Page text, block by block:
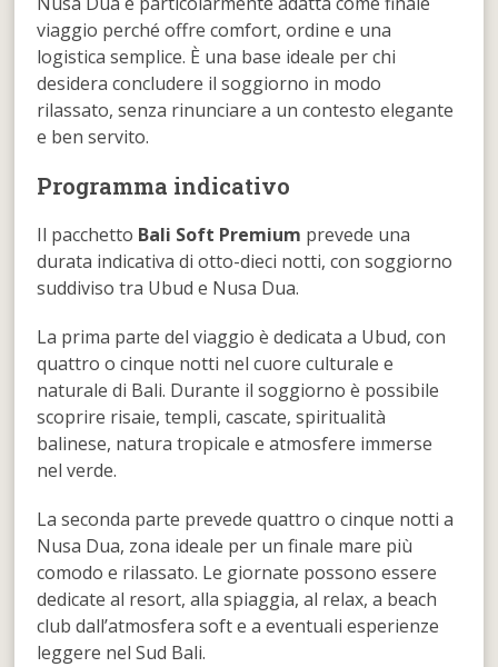
viaggio perché offre comfort, ordine e una
logistica semplice. È una base ideale per chi
desidera concludere il soggiorno in modo
rilassato, senza rinunciare a un contesto elegante
e ben servito.
Programma indicativo
Il pacchetto Bali Soft Premium prevede una
durata indicativa di otto-dieci notti, con soggiorno
suddiviso tra Ubud e Nusa Dua.
La prima parte del viaggio è dedicata a Ubud, con
quattro o cinque notti nel cuore culturale e
naturale di Bali. Durante il soggiorno è possibile
scoprire risaie, templi, cascate, spiritualità
balinese, natura tropicale e atmosfere immerse
nel verde.
La seconda parte prevede quattro o cinque notti a
Nusa Dua, zona ideale per un finale mare più
comodo e rilassato. Le giornate possono essere
dedicate al resort, alla spiaggia, al relax, a beach
club dall’atmosfera soft e a eventuali esperienze
leggere nel Sud Bali.